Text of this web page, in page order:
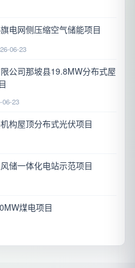
电网侧压缩空气储能项目
06-23
公司那坡县19.8MW分布式屋
06-23
构屋顶分布式光伏项目
储一体化电站示范项目
煤电项目